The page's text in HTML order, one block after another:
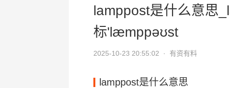
lamppost是什么意思
标'læmppəʊst
2025-10-23 20:55:02 · 有资有料
lamppost是什么意思